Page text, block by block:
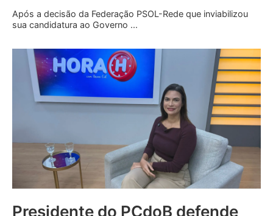
Após a decisão da Federação PSOL-Rede que inviabilizou
sua candidatura ao Governo ...
Presidente do PCdoB defende